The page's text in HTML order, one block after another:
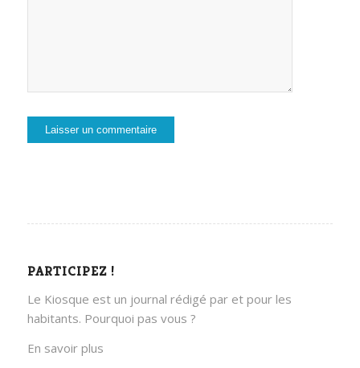
PARTICIPEZ !
Le Kiosque est un journal rédigé par et pour les
habitants. Pourquoi pas vous ?
En savoir plus